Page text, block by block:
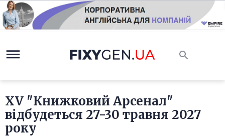
XV "Книжковий Арсенал"
відбудеться 27-30 травня 2027
року